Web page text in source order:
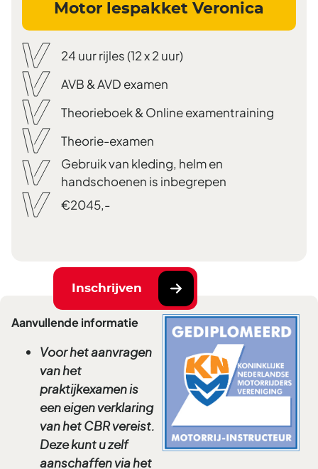
Motor lespakket Veronica
24 uur rijles (12 x 2 uur)
AVB & AVD examen
Theorieboek & Online examentraining
Theorie-examen
Gebruik van kleding, helm en
handschoenen is inbegrepen
€2045,-
Inschrijven
Aanvullende informatie
Voor het aanvragen
van het
praktijkexamen is
een eigen verklaring
van het CBR vereist.
Deze kunt u zelf
aanschaffen via het